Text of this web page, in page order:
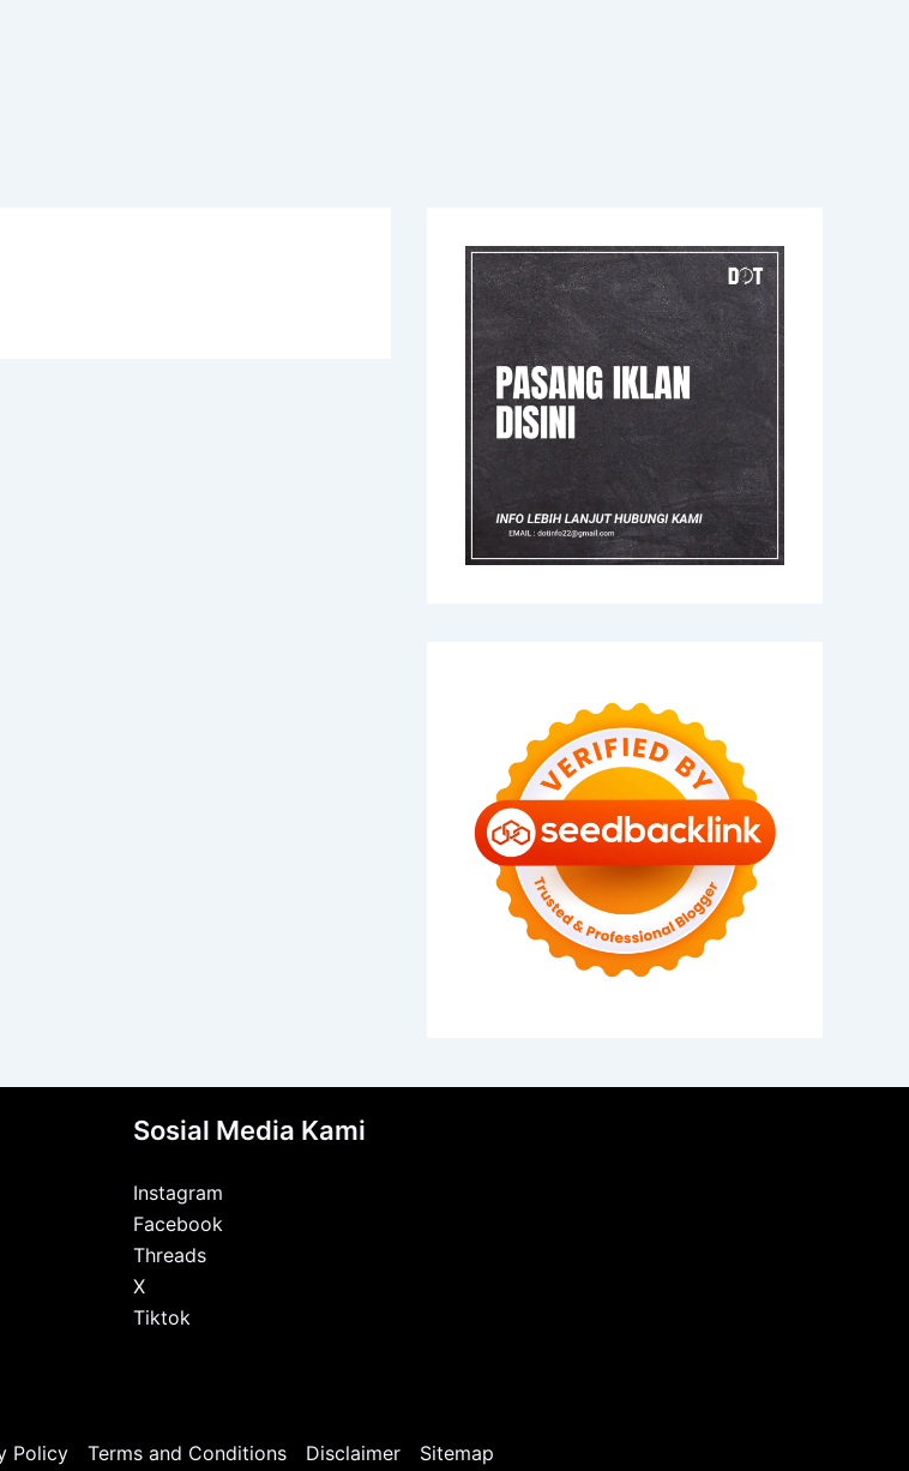
Sosial Media Kami
Instagram
Facebook
Threads
X
Tiktok
Policy Terms and Conditions Disclaimer Sitemap